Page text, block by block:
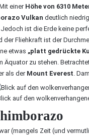
einerHöhe von 6310
Vulkan deutlich
ist die Erde keine
der Fliehkraft ist der
etwas „platt gedrückte
Äquator zu stehen.
als der Mount Everest.
auf den
(mangels Zeit (und